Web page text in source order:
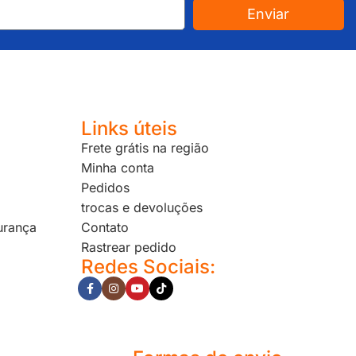
Enviar
Links úteis
Frete grátis na região
Minha conta
Pedidos
trocas e devoluções
Contato
Rastrear pedido
Redes Sociais: